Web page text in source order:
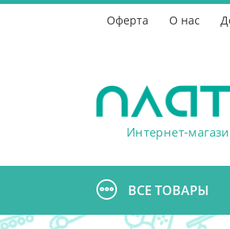
Оферта О нас
Интернет-
ВСЕ ТОВАРЫ